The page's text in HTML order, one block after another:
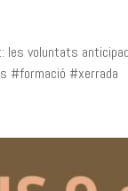
voluntats
#formació #xerrada